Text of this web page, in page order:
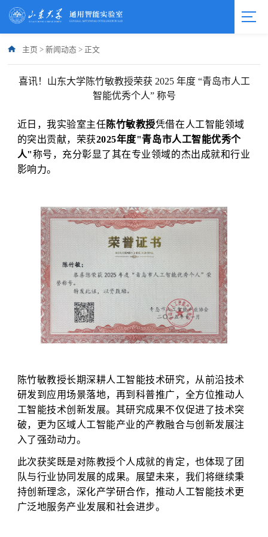
主页 > 新闻动态 > 正文
喜讯！山东大学陈竹敏教授荣获 2025 年度 “青岛市人工
智能优秀个人” 称号
近日，我实验室主任陈竹敏教授凭借在人工智能领域
的突出贡献，荣获2025年度"青岛市人工智能优秀个
人"称号，充分彰显了其在专业领域的杰出成就和行业
影响力。
陈竹敏教授长期深耕人工智能技术研究，从前沿技术
研发到应用场景落地，再到科普推广，全方位推动人
工智能技术创新发展。其研究成果不仅促进了技术突
破，更为区域人工智能产业的产教融合与创新发展注
入了强劲动力。
此次获奖既是对陈教授个人成就的肯定，也体现了团
队与行业协同发展的成果。展望未来，我们将继续秉
持创新理念，深化产学研合作，推动人工智能技术更
广泛地服务产业发展和社会进步。